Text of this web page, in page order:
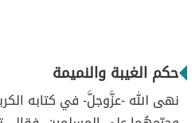
حكم الغيبة والنميمة
نهى الله -عزَّوجلَّ- في كتابه